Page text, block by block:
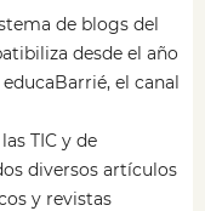
de blogs del
desde el año
el canal
TIC y de
diversos artículos
y revistas